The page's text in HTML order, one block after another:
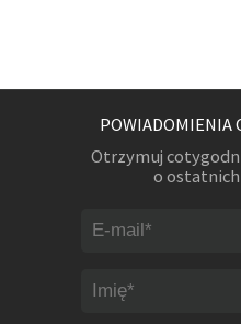
POWIADOMIENIA
Otrzymuj
o